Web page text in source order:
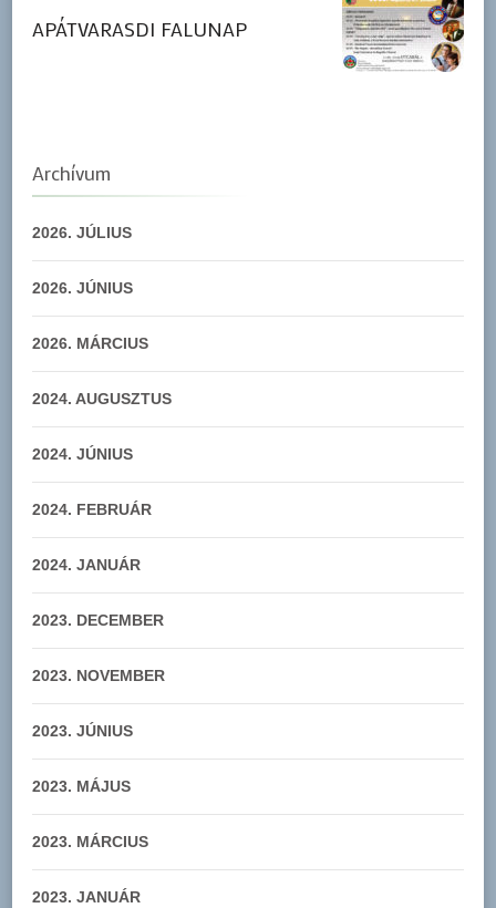
APÁTVARASDI FALUNAP
Archívum
2026. JÚLIUS
2026. JÚNIUS
2026. MÁRCIUS
2024. AUGUSZTUS
2024. JÚNIUS
2024. FEBRUÁR
2024. JANUÁR
2023. DECEMBER
2023. NOVEMBER
2023. JÚNIUS
2023. MÁJUS
2023. MÁRCIUS
2023. JANUÁR